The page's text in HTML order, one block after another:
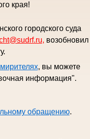
края!
городского суда
, возобновил
, вы можете
информация".
обращению.